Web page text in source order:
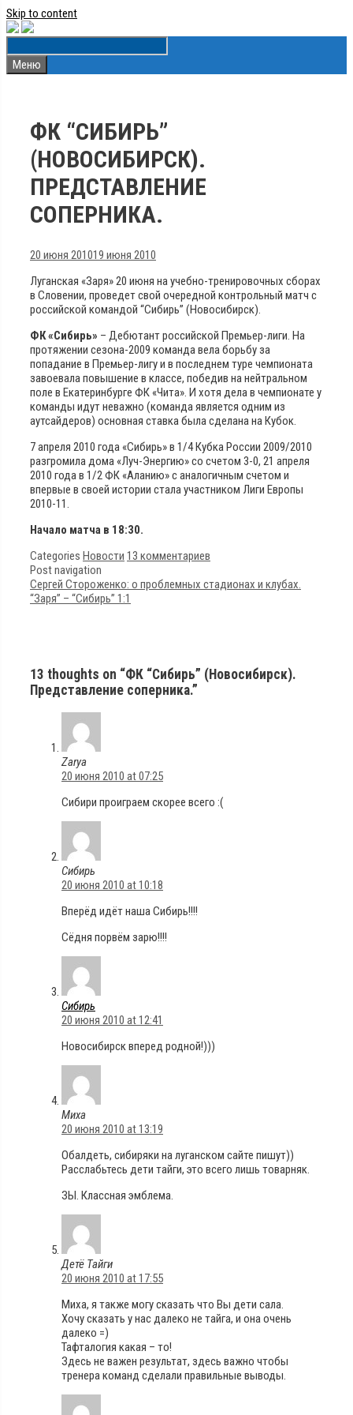
Skip to content
Меню
ФК “СИБИРЬ”
(НОВОСИБИРСК).
ПРЕДСТАВЛЕНИЕ
СОПЕРНИКА.
20 июня 201019 июня 2010
Луганская «Заря» 20 июня на учебно-тренировочных сборах
в Словении, проведет свой очередной контрольный матч с
российской командой “Сибирь” (Новосибирск).
ФК «Сибирь» – Дебютант российской Премьер-лиги. На
протяжении сезона-2009 команда вела борьбу за
попадание в Премьер-лигу и в последнем туре чемпионата
завоевала повышение в классе, победив на нейтральном
поле в Екатеринбурге ФК «Чита». И хотя дела в чемпионате у
команды идут неважно (команда является одним из
аутсайдеров) основная ставка была сделана на Кубок.
7 апреля 2010 года «Сибирь» в 1/4 Кубка России 2009/2010
разгромила дома «Луч-Энергию» со счетом 3-0, 21 апреля
2010 года в 1/2 ФК «Аланию» с аналогичным счетом и
впервые в своей истории стала участником Лиги Европы
2010-11.
Начало матча в 18:30.
Categories Новости 13 комментариев
Post navigation
Сергей Стороженко: о проблемных стадионах и клубах.
“Заря” – “Сибирь” 1:1
13 thoughts on “ФК “Сибирь” (Новосибирск).
Представление соперника.”
Zarya
20 июня 2010 at 07:25
Cибири проиграем скорее всего :(
Сибирь
20 июня 2010 at 10:18
Вперёд идёт наша Сибирь!!!!
Сёдня порвём зарю!!!!
Сибирь
20 июня 2010 at 12:41
Новосибирск вперед родной!)))
Миха
20 июня 2010 at 13:19
Обалдеть, сибиряки на луганском сайте пишут))
Расслабьтесь дети тайги, это всего лишь товарняк.
ЗЫ. Классная эмблема.
Детё Тайги
20 июня 2010 at 17:55
Миха, я также могу сказать что Вы дети сала.
Хочу сказать у нас далеко не тайга, и она очень
далеко =)
Тафталогия какая – то!
Здесь не важен результат, здесь важно чтобы
тренера команд сделали правильные выводы.